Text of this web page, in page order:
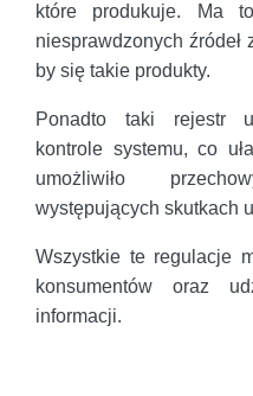
które produkuje. Ma
niesprawdzonych źródeł
by się takie produkty.
Ponadto taki rejestr
kontrole systemu, co
umożliwiło
występujących skutkach
Wszystkie te regulacje
konsumentów oraz
informacji.